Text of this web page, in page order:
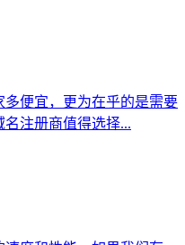
便宜，更为在乎的是需要
注册商值得选择...